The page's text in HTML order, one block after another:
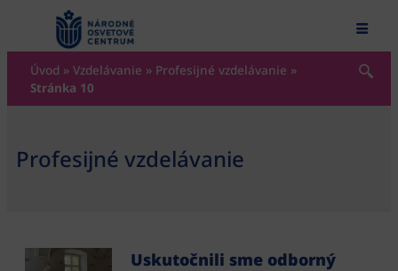
content
Úvod » Vzdelávanie » Profesijné vzdelávanie »
Stránka 10
Profesijné vzdelávanie
Uskutočnili sme odborný